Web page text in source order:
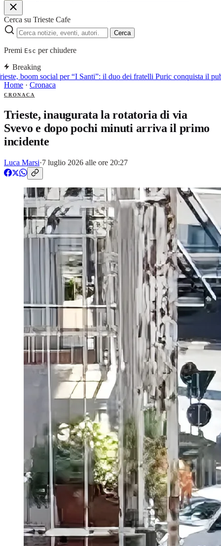
Cerca su Trieste Cafe
Cerca
Premi Esc per chiudere
Breaking
boom social per “I Santi”: il duo dei fratelli Puric conquista il
Home · Cronaca
CRONACA
Trieste, inaugurata la rotatoria di via
Svevo e dopo pochi minuti arriva il primo
incidente
Luca Marsi·7 luglio 2026 alle ore 20:27